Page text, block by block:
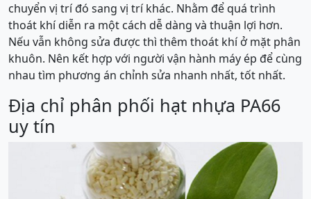
chuyển vị trí đó sang vị trí khác. Nhằm để quá trình
thoát khí diễn ra một cách dễ dàng và thuận lợi hơn.
Nếu vẫn không sửa được thì thêm thoát khí ở mặt phân
khuôn. Nên kết hợp với người vận hành máy ép để cùng
nhau tìm phương án chỉnh sửa nhanh nhất, tốt nhất.
Địa chỉ phân phối hạt nhựa PA66
uy tín